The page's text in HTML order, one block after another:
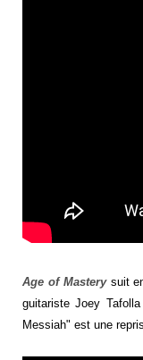
Age of Mastery suit
guitariste Joey
Messiah" est une